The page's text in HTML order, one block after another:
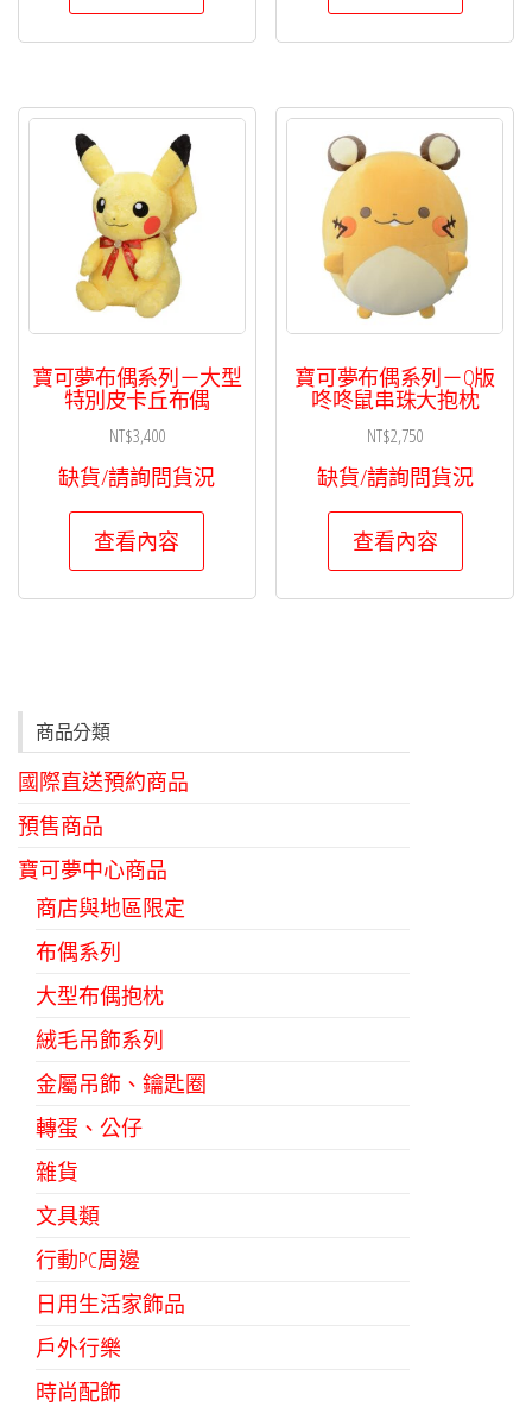
寶可夢布偶系列－大型
特別皮卡丘布偶
NT$3,400
缺貨/請詢問貨況
查看內容
寶可夢布偶系列－Q版
咚咚鼠串珠大抱枕
NT$2,750
缺貨/請詢問貨況
查看內容
商品分類
國際直送預約商品
預售商品
寶可夢中心商品
商店與地區限定
布偶系列
大型布偶抱枕
絨毛吊飾系列
金屬吊飾、鑰匙圈
轉蛋、公仔
雜貨
文具類
行動PC周邊
日用生活家飾品
戶外行樂
時尚配飾